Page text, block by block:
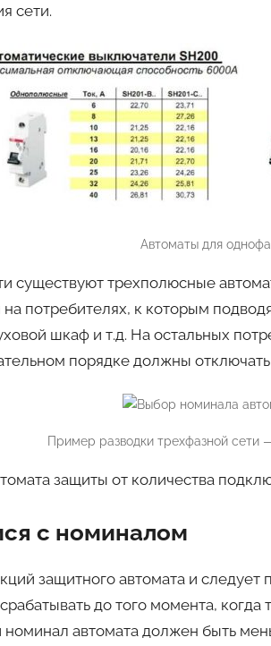
сети.
Автоматы для
существуют трехполюсные
на потребителях, к которым
шкаф и т.д. На остальных
порядке должны отключать
Пример разводки трехфазной сети
защиты от количества
с номиналом
защитного автомата и
до того момента,
номинал автомата должен быть